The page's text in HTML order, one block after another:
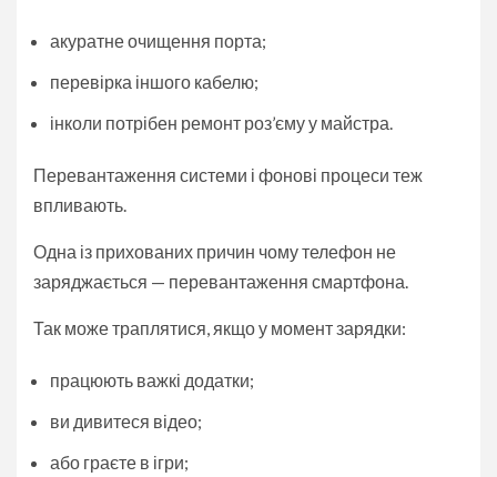
акуратне очищення порта;
перевірка іншого кабелю;
інколи потрібен ремонт роз’єму у майстра.
Перевантаження системи і фонові процеси теж
впливають.
Одна із прихованих причин чому телефон не
заряджається — перевантаження смартфона.
Так може траплятися, якщо у момент зарядки:
працюють важкі додатки;
ви дивитеся відео;
або граєте в ігри;